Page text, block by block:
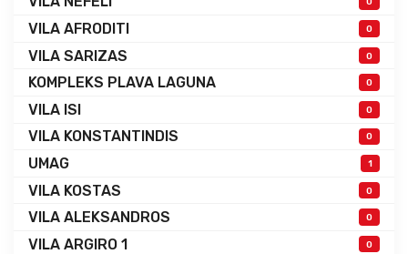
VILA AFRODITI 0
VILA SARIZAS 0
KOMPLEKS PLAVA LAGUNA 0
VILA ISI 0
VILA KONSTANTINDIS 0
UMAG 1
VILA KOSTAS 0
VILA ALEKSANDROS 0
VILA ARGIRO 1 0